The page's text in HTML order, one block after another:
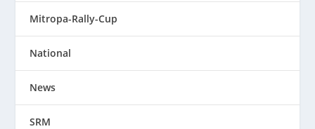
Mitropa-Rally-Cup
National
News
SRM